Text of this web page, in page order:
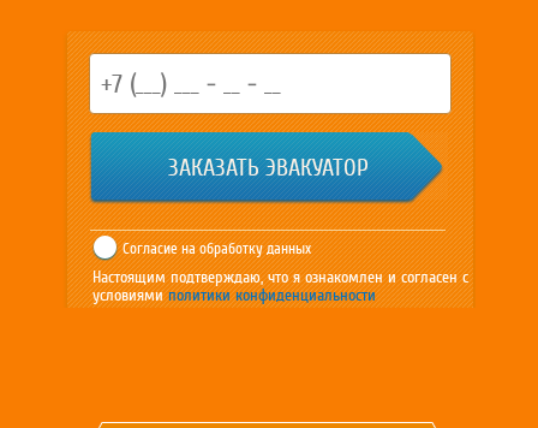
Согласие на обработку данных
Настоящим подтверждаю, что я ознакомлен и согласен с
условиямиполитики конфиденциальности